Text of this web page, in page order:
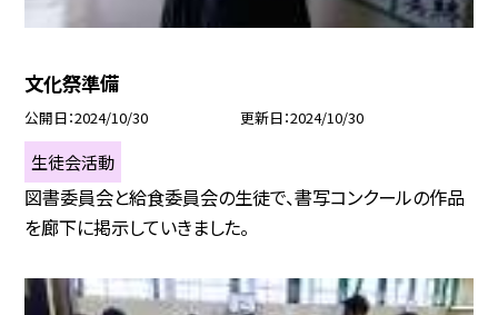
文化祭準備
公開日 2024/10/30 更新日 2024/10/30
生徒会活動
図書委員会と給食委員会の生徒で、書写コンクールの作品
を廊下に掲示していきました。